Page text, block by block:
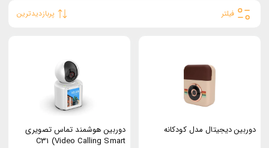
فیلتر پربازدیدترین
دوربین دیجیتال مدل کودکانه
دوربین هوشمند تماس تصویری
C31 (Video Calling Smart